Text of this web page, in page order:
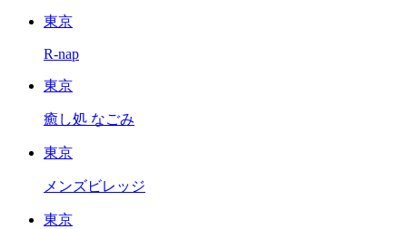
東京
R-nap
東京
癒し処 なごみ
東京
メンズビレッジ
東京